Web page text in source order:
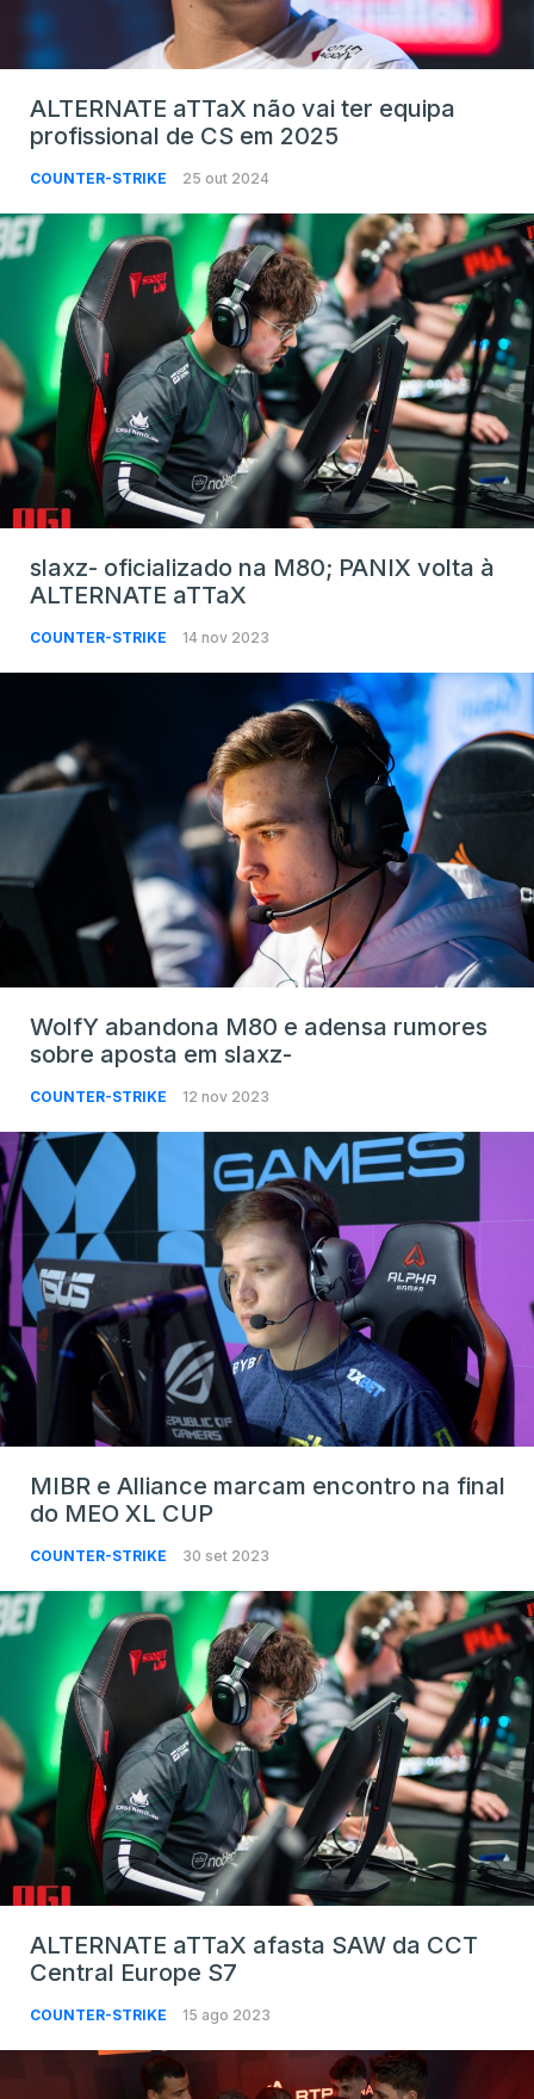
ALTERNATE aTTaX não vai ter equipa
profissional de CS em 2025
COUNTER-STRIKE 25 out 2024
slaxz- oficializado na M80; PANIX volta à
ALTERNATE aTTaX
COUNTER-STRIKE 14 nov 2023
WolfY abandona M80 e adensa rumores
sobre aposta em slaxz-
COUNTER-STRIKE 12 nov 2023
MIBR e Alliance marcam encontro na final
do MEO XL CUP
COUNTER-STRIKE 30 set 2023
ALTERNATE aTTaX afasta SAW da CCT
Central Europe S7
COUNTER-STRIKE 15 ago 2023